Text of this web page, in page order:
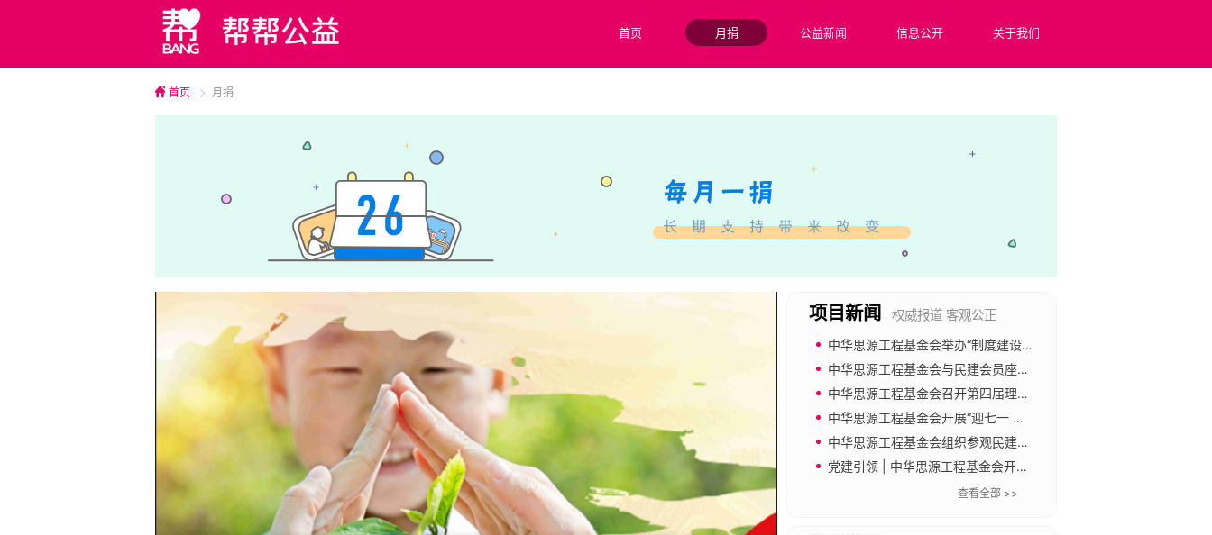
首页 月捐 公益新闻 信息公开 关于我们
首页 月捐
项目新闻
权威报道 客观公正
中华思源工程基金会举办“制度建设与合规管理”专题培训
中华思源工程基金会与民建会员座谈 共促公益慈善事业发展
中华思源工程基金会召开第四届理事会第四次会议
中华思源工程基金会开展“迎七一 强党建 倡廉洁”主题党日活动
中华思源工程基金会组织参观民建中央会史馆
党建引领 | 中华思源工程基金会开展“传承长城精神 奋进新征程”主题党日暨工会文体活动
查看全部 >>